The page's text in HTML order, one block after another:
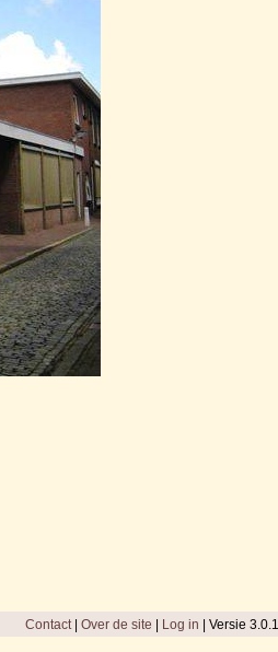
Contact| Over de site Log in | Versie